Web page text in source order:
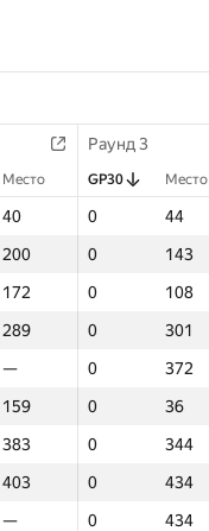
Раунд 3
Место GP30 Место
40 0 44
200 0 143
172 0 108
289 0 301
— 0 372
159 0 36
383 0 344
403 0 434
— 0 434